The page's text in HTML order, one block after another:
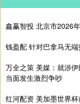
鑫赢智投 北京市2026
钱盈配 针对巴拿马无
万全之策 美媒：就涉
当面发生激烈争吵
红河配资 美加墨世界